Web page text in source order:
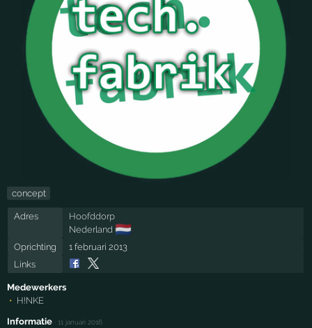
concept
Adres
Hoofddorp
Nederland 🇳🇱
Oprichting
1 februari 2013
Links
Medewerkers
H!NKE
Informatie
·11 januari 2016